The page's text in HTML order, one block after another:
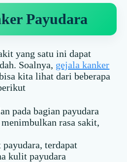
Payudara
yang satu ini dapat
Soalnya, gejala kanker
kita lihat dari beberapa
pada bagian payudara
rasa sakit,
terdapat
kulit payudara